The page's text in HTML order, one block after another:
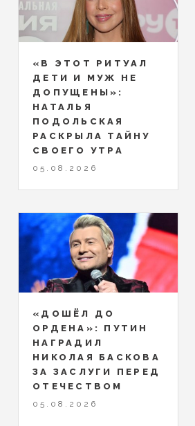
«В ЭТОТ РИТУАЛ
ДЕТИ И МУЖ НЕ
ДОПУЩЕНЫ»:
НАТАЛЬЯ
ПОДОЛЬСКАЯ
РАСКРЫЛА ТАЙНУ
СВОЕГО УТРА
05.08.2026
«ДОШЁЛ ДО
ОРДЕНА»: ПУТИН
НАГРАДИЛ
НИКОЛАЯ БАСКОВА
ЗА ЗАСЛУГИ ПЕРЕД
ОТЕЧЕСТВОМ
05.08.2026